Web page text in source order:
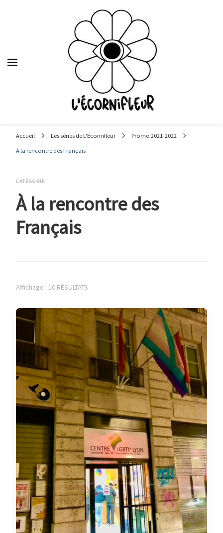
depuis 1992.
Accueil Les séries de L'Écornifleur
Promo 2021-2022
À la rencontre des Français
CATÉGORIE
À la rencontre des
Français
Affichage : 10 RÉSULTATS